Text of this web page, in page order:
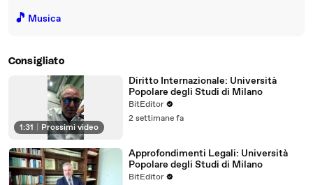
🎵 Musica
Consigliato
1:31 Prossimi video
Diritto Internazionale: Università
Popolare degli Studi di Milano
BitEditor
2 settimane fa
Approfondimenti Legali: Università
Popolare degli Studi di Milano
BitEditor